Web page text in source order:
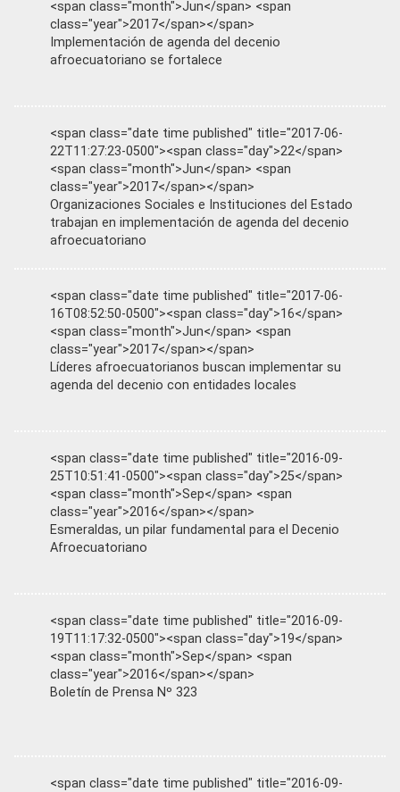
<span class="month">Jun</span> <span
class="year">2017</span></span>
Implementación de agenda del decenio
afroecuatoriano se fortalece
<span class="date time published" title="2017-06-
22T11:27:23-0500"><span class="day">22</span>
<span class="month">Jun</span> <span
class="year">2017</span></span>
Organizaciones Sociales e Instituciones del Estado
trabajan en implementación de agenda del decenio
afroecuatoriano
<span class="date time published" title="2017-06-
16T08:52:50-0500"><span class="day">16</span>
<span class="month">Jun</span> <span
class="year">2017</span></span>
Líderes afroecuatorianos buscan implementar su
agenda del decenio con entidades locales
<span class="date time published" title="2016-09-
25T10:51:41-0500"><span class="day">25</span>
<span class="month">Sep</span> <span
class="year">2016</span></span>
Esmeraldas, un pilar fundamental para el Decenio
Afroecuatoriano
<span class="date time published" title="2016-09-
19T11:17:32-0500"><span class="day">19</span>
<span class="month">Sep</span> <span
class="year">2016</span></span>
Boletín de Prensa Nº 323
<span class="date time published" title="2016-09-